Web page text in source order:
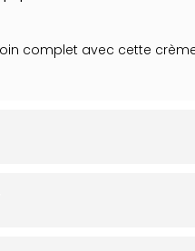
complet avec cette